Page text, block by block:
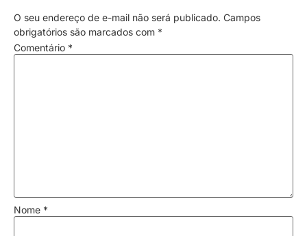
O seu endereço de e-mail não será publicado. Campos
obrigatórios são marcados com *
Comentário *
Nome *